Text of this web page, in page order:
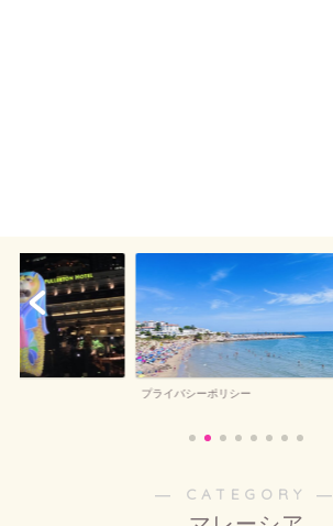
プライバシーポリシー
― CATEGORY ―